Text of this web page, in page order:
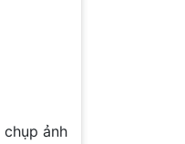
ảnh